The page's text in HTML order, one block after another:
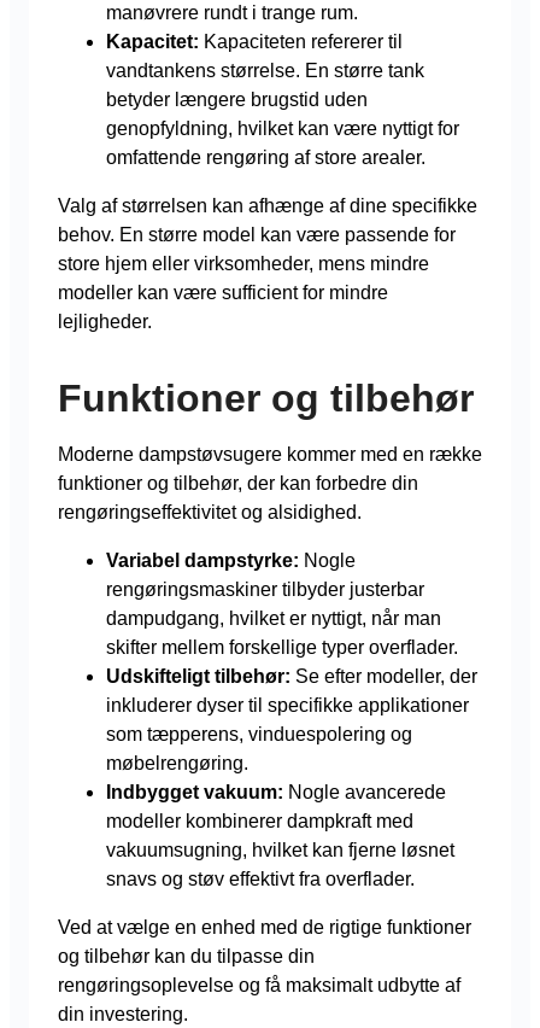
manøvrere rundt i trange rum.
Kapacitet: Kapaciteten refererer til
vandtankens størrelse. En større tank
betyder længere brugstid uden
genopfyldning, hvilket kan være nyttigt for
omfattende rengøring af store arealer.
Valg af størrelsen kan afhænge af dine specifikke
behov. En større model kan være passende for
store hjem eller virksomheder, mens mindre
modeller kan være sufficient for mindre
lejligheder.
Funktioner og tilbehør
Moderne dampstøvsugere kommer med en række
funktioner og tilbehør, der kan forbedre din
rengøringseffektivitet og alsidighed.
Variabel dampstyrke: Nogle
rengøringsmaskiner tilbyder justerbar
dampudgang, hvilket er nyttigt, når man
skifter mellem forskellige typer overflader.
Udskifteligt tilbehør: Se efter modeller, der
inkluderer dyser til specifikke applikationer
som tæpperens, vinduespolering og
møbelrengøring.
Indbygget vakuum: Nogle avancerede
modeller kombinerer dampkraft med
vakuumsugning, hvilket kan fjerne løsnet
snavs og støv effektivt fra overflader.
Ved at vælge en enhed med de rigtige funktioner
og tilbehør kan du tilpasse din
rengøringsoplevelse og få maksimalt udbytte af
din investering.